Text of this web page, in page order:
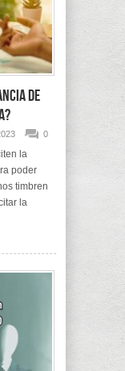
de
0
la
poder
timbren
la